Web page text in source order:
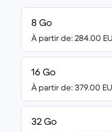
8 Go
À partir de: 284.00
16 Go
À partir de: 379.00
32 Go